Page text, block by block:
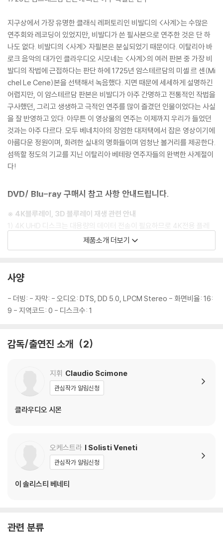
지구상에서 가장 유명한 클래식 레퍼토리인 비발디의 <사계>는 수많은
연주회와 레코딩이 있었지만, 비발디가 쓴 필사본으로 연주한 것은 단 하
나도 없다. 비발디의 <사계> 자필본은 분실되었기 때문이다. 이탈리아 바
로크 음악의 대가인 클라우디오 시모네는 <사계>의 여러 판본 중 가장 비
발디의 작법에 근접하다는 판단 하에 1725년 암스테르담의 미셸 르 센(Mi
chel Le Cene)본을 선택해서 녹음했다. 지면 때문에 세세하게 설명하긴
어렵지만, 이 암스테르담 판본은 비발디가 아주 간명하고 전통적인 작법을
구사했던, 그리고 생생하고 극적인 연주를 많이 즐겼던 인물이었다는 사실
을 잘 반영하고 있다. 아무튼 이 영상물의 연주는 이제까지 우리가 들었던
것과는 아주 다르다. 모두 베네치아의 장엄한 대저택에서 잡은 영상이기에
아름다운 정원이며, 화려한 실내의 명화들이며 엄청난 볼거리를 제공한다.
섬뜩할 정도의 기교를 지닌 이탈리아 베테랑 연주자들의 완벽한 사계절이
다!
DVD/ Blu-ray 구매시 참고 사항 안내드립니다.
※ 4K블루레이, 3D 블루레이 재생 관련 안내
1) 4K UHD 디스크는 대용량의 데이터 전송이 필요하므로 4K전용 플레
이어를 사용하셔야 합니다. 더불어 플레이어 소프트웨어 최신 버전의 업데
이트, 대용량 케이블 사용이 필수입니다.
니다.
※ 아웃케이스/구성품/포장 상태
1) 제작/배송 과정에서 경미한 아웃케이스 주름, 모서리 눌림 및 갈라짐이
2) 스틸북 케이스 제작 과정에서 기포 혹은 경미한 인쇄 오류가 발생할 수
3) 렌티큘러 스틸북의 경우, 보호필름이 붙어 판매되기도 합니다. 보호필
름 손상에 의한 교환/반품은 불가합니다.
4) 본품 보호를 위해 노란색의 카톤 박스로 재포장한 경우, 카톤박스 손상
에 의한 교환/반품은 불가합니다.
※ 디스크 재생 불량
가하니 최신 소프트웨어로 업데이트된 DVD/BD 전용 기기에서 재생하실
를 마른 천으로 닦으시거나, DVD 클리너 등 전용 제품을 이용하면 대부분
제품소개 더보기
사양
- 더빙: - 자막: - 오디오: DTS, DD 5.0, LPCM Stereo - 화면비율: 16:
9 - 지역코드: 0 - 디스크수: 1
감독/출연진 소개 2
지휘 Claudio Scimone
관심작가 알림신청
클라우디오 시몬
오케스트라 I Solisti Veneti
관심작가 알림신청
이 솔리스티 베네티
관련 분류